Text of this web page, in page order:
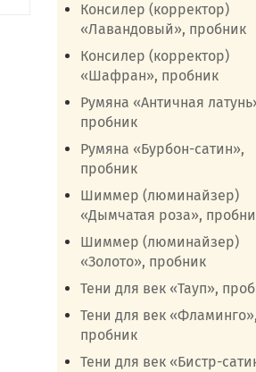
Консилер (корректор)
«Лавандовый», пробник
Консилер (корректор)
«Шафран», пробник
Румяна «Античная
пробник
Румяна «Бурбон-сатин»,
пробник
Шиммер (люминайзер)
«Дымчатая роза»,
Шиммер (люминайзер)
«Золото», пробник
Тени для век «Тауп»,
Тени для век «Фламинго»,
пробник
Тени для век «Бистр-